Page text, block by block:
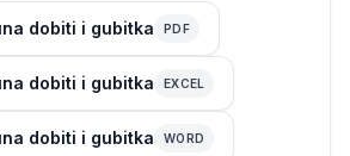
dobiti i gubitka PDF
dobiti i gubitka EXCEL
dobiti i gubitka WORD